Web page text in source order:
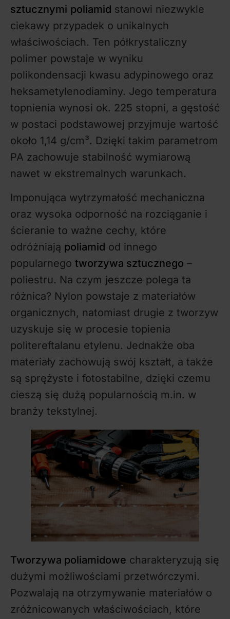
sztucznymi poliamid stanowi niezwykle
ciekawy przypadek o unikalnych
właściwościach. Ten półkrystaliczny
polimer powstaje w wyniku
polikondensacji kwasu adypinowego oraz
heksametylenodiaminy. Jego temperatura
topnienia wynosi ok. 225 stopni, a gęstość
w postaci podstawowej przyjmuje wartość
około 1,14 g/cm³. Dzięki takim parametrom
PA zachowuje stabilność wymiarową
nawet w ekstremalnych warunkach.
Imponująca wytrzymałość mechaniczna
oraz wysoka odporność na rozciąganie i
ścieranie to ważne cechy, które
odróżniają poliamid od innego
popularnego tworzywa sztucznego –
poliestru. Na czym jeszcze polega ta
różnica? Nylon powstaje z materiałów
organicznych, natomiast drugie z tworzyw
uzyskuje się w procesie topienia
politereftalanu etylenu. Jednakże oba
materiały zachowują swój kształt, a także
są sprężyste i fotostabilne, dzięki czemu
cieszą się dużą popularnością m.in. w
branży tekstylnej.
Tworzywa poliamidowe charakteryzują się
dużymi możliwościami przetwórczymi.
Pozwalają na otrzymywanie materiałów o
zróżnicowanych właściwościach, które